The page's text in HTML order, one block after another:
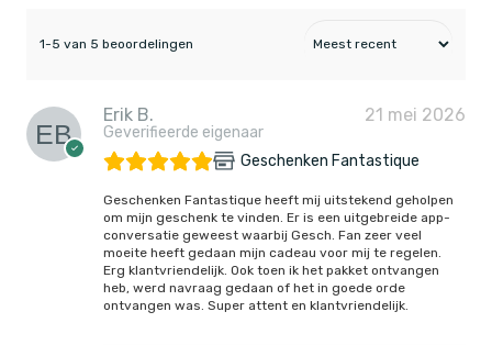
1-5 van 5 beoordelingen
Erik B.
Geverifieerde eigenaar
21 mei 2026
Geschenken Fantastique
Geschenken Fantastique heeft mij uitstekend geholpen
om mijn geschenk te vinden. Er is een uitgebreide app-
conversatie geweest waarbij Gesch. Fan zeer veel
moeite heeft gedaan mijn cadeau voor mij te regelen.
Erg klantvriendelijk. Ook toen ik het pakket ontvangen
heb, werd navraag gedaan of het in goede orde
ontvangen was. Super attent en klantvriendelijk.